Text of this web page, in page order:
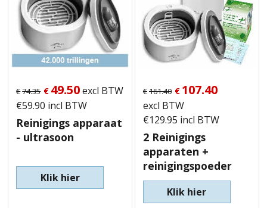
€74.35 € 49.50excl BTW
€59.90 incl BTW
Reinigings apparaat
- ultrasoon
Klik hier
€161.40 € 107.40
excl BTW
€129.95 incl BTW
2 Reinigings
apparaten +
reinigingspoeder
Klik hier